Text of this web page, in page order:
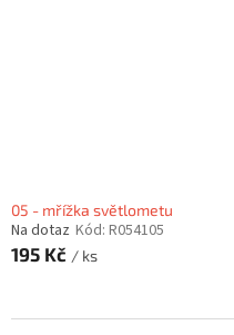
05 - mřížka světlometu
Na dotaz Kód: R054105
195 Kč / ks